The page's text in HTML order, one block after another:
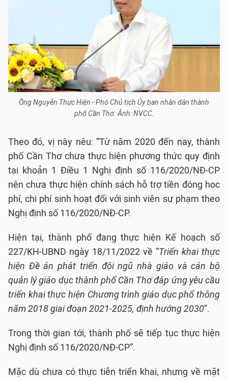
Ông Nguyễn Thực Hiện - Phó Chủ tịch Ủy ban nhân dân thành
phố Cần Thơ. Ảnh: NVCC.
Theo đó, vị này nêu: “Từ năm 2020 đến nay, thành
phố Cần Thơ chưa thực hiện phương thức quy định
tại khoản 1 Điều 1 Nghị định số 116/2020/NĐ-CP
nên chưa thực hiện chính sách hỗ trợ tiền đóng học
phí, chi phí sinh hoạt đối với sinh viên sư phạm theo
Nghị định số 116/2020/NĐ-CP.
Hiện tại, thành phố đang thực hiện Kế hoạch số
227/KH-UBND ngày 18/11/2022 về “Triển khai thực
hiện Đề án phát triển đội ngũ nhà giáo và cán bộ
quản lý giáo dục thành phố Cần Thơ đáp ứng yêu cầu
triển khai thực hiện Chương trình giáo dục phổ thông
năm 2018 giai đoạn 2021-2025, định hướng 2030”.
Trong thời gian tới, thành phố sẽ tiếp tục thực hiện
Nghị định số 116/2020/NĐ-CP”.
Mặc dù chưa có thực tiễn triển khai, nhưng về mặt